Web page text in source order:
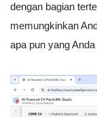
dengan bagian
memungkinkan
apa pun yang